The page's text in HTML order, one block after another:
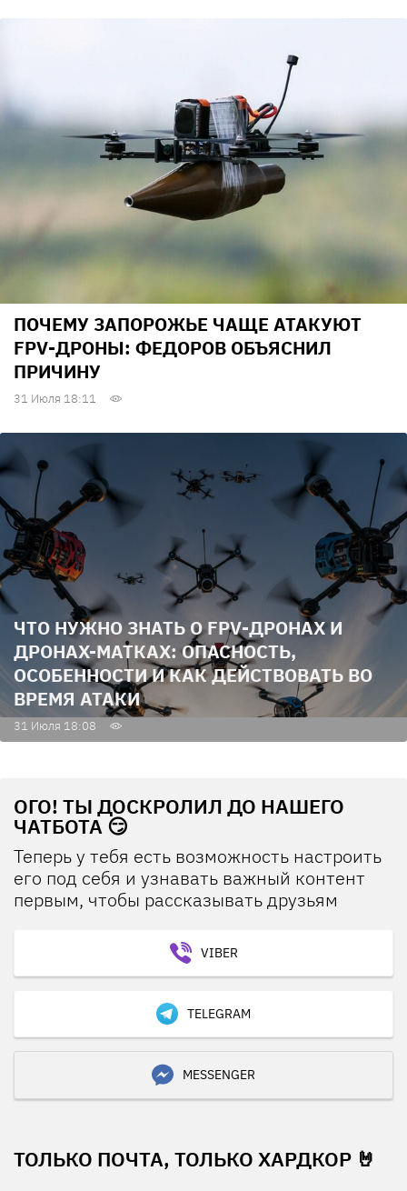
ПОЧЕМУ ЗАПОРОЖЬЕ ЧАЩЕ АТАКУЮТ
FPV-ДРОНЫ: ФЕДОРОВ ОБЪЯСНИЛ
ПРИЧИНУ
31 Июля 18:11
ЧТО НУЖНО ЗНАТЬ О FPV-ДРОНАХ И
ДРОНАХ-МАТКАХ: ОПАСНОСТЬ,
ОСОБЕННОСТИ И КАК ДЕЙСТВОВАТЬ ВО
ВРЕМЯ АТАКИ
31 Июля 18:08
ОГО! ТЫ ДОСКРОЛИЛ ДО НАШЕГО
ЧАТБОТА 😏
Теперь у тебя есть возможность настроить
его под себя и узнавать важный контент
первым, чтобы рассказывать друзьям
VIBER
TELEGRAM
MESSENGER
ТОЛЬКО ПОЧТА, ТОЛЬКО ХАРДКОР 🤘